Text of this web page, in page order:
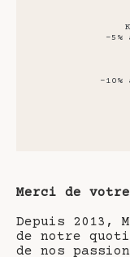
-5%
-10%
Merci de
Depuis 2013,
de notre
de nos